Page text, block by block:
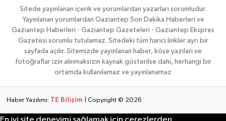
Sitede yayınlanan içerik ve yorumlardan yazarları sorumludur.
Yayınlanan yorumlardan Gaziantep Son Dakika Haberleri ve
Gaziantep Haberleri - Gaziantep Gazeteleri - Gaziantep Ekspres
Gazetesi sorumlu tutulamaz. Sitedeki tüm harici linkler ayrı bir
sayfada açılır. Sitemizde yayınlanan haber, köşe yazıları ve
fotoğraflar izin alınmaksızın kaynak gösterilse dahi, herhangi bir
ortamda kullanılamaz ve yayınlanamaz
Haber Yazılımı: TE Bilişim | Copyright © 2026